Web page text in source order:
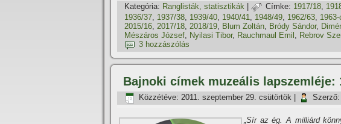
Kategória: Ranglisták, statisztikák Címke: 1917/18,
1936/37, 1937/38, 1939/40, 1940/41, 1948/49, 1962/63,
2015/16, 2017/18, 2018/19, Blum Zoltán, Bródy Sándor,
Mészáros József, Nyilasi Tibor, Rauchmaul Emil , Rebrov
3 hozzászólás
Bajnoki cí­mek muzeális lapszemléje:
Közzétéve: 2011. szeptember 29. csütörtök Szerző:
„Sí­r az ég. A milliárd